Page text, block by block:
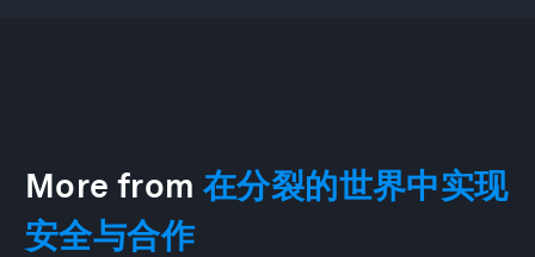
More from 在分裂的世界中实现
安全与合作